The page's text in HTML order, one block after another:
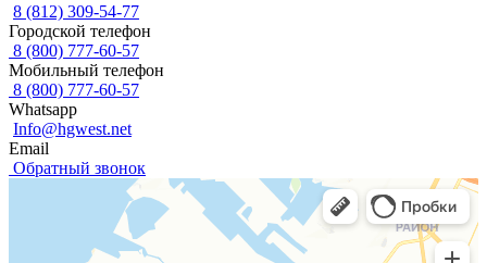
8 (812) 309-54-77
Городской телефон
8 (800) 777-60-57
Мобильный телефон
8 (800) 777-60-57
Whatsapp
Info@hgwest.net
Email
Обратный звонок